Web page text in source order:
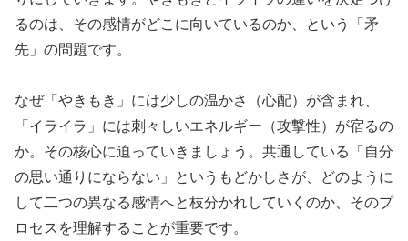
るのは、その感情がどこに向いているのか、という「矛
先」の問題です。
なぜ「やきもき」には少しの温かさ（心配）が含まれ、
「イライラ」には刺々しいエネルギー（攻撃性）が宿るの
か。その核心に迫っていきましょう。共通している「自分
の思い通りにならない」というもどかしさが、どのように
して二つの異なる感情へと枝分かれしていくのか、そのプ
ロセスを理解することが重要です。